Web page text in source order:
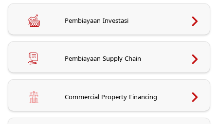
Pembiayaan Investasi
Pembiayaan Supply Chain
Commercial Property Financing